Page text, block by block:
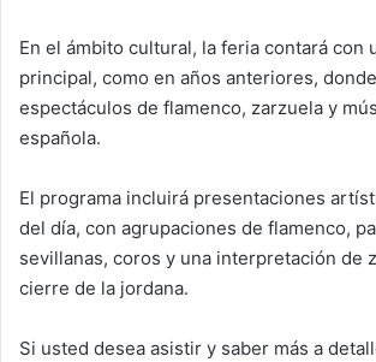
En el ámbito cultural, la feria contará con
principal, como en años anteriores,
espectáculos de flamenco, zarzuela y
española.
El programa incluirá presentaciones
del día, con agrupaciones de flamenco,
sevillanas, coros y una interpretación de
cierre de la jordana.
Si usted desea asistir y saber más a